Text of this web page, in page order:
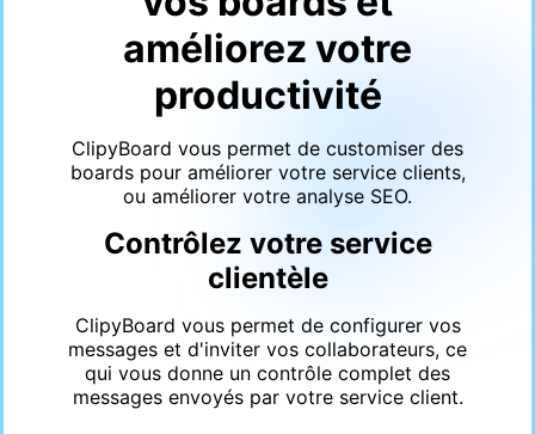
améliorez votre
productivité
ClipyBoard vous permet de customiser des
boards pour améliorer votre service clients,
ou améliorer votre analyse SEO.
Contrôlez votre service
clientèle
ClipyBoard vous permet de configurer vos
messages et d'inviter vos collaborateurs, ce
qui vous donne un contrôle complet des
messages envoyés par votre service client.